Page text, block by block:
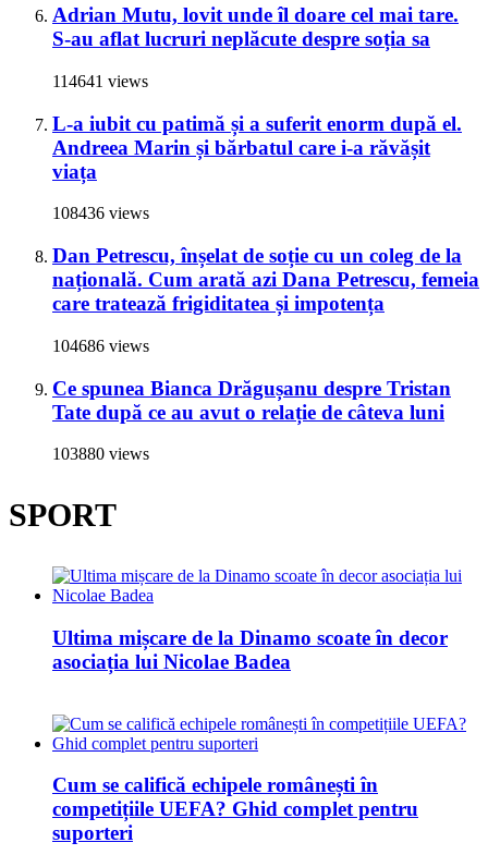
Adrian Mutu, lovit unde îl doare cel mai tare.
S-au aflat lucruri neplăcute despre soția sa
114641 views
L-a iubit cu patimă și a suferit enorm după el.
Andreea Marin și bărbatul care i-a răvășit
viața
108436 views
Dan Petrescu, înșelat de soție cu un coleg de la
națională. Cum arată azi Dana Petrescu, femeia
care tratează frigiditatea și impotența
104686 views
Ce spunea Bianca Drăgușanu despre Tristan
Tate după ce au avut o relație de câteva luni
103880 views
SPORT
Ultima mișcare de la Dinamo scoate în decor
asociația lui Nicolae Badea
Cum se califică echipele românești în
competițiile UEFA? Ghid complet pentru
suporteri